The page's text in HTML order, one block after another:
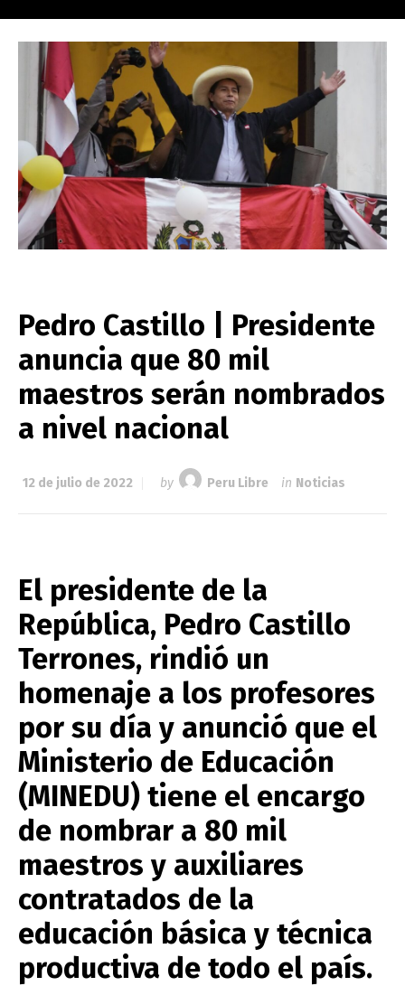
Pedro Castillo | Presidente
anuncia que 80 mil
maestros serán nombrados
a nivel nacional
12 de julio de 2022 by Peru Libre in Noticias
El presidente de la
República, Pedro Castillo
Terrones, rindió un
homenaje a los profesores
por su día y anunció que el
Ministerio de Educación
(MINEDU) tiene el encargo
de nombrar a 80 mil
maestros y auxiliares
contratados de la
educación básica y técnica
productiva de todo el país.